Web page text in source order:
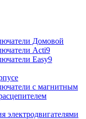
Домовой
Acti9
Easy9
с магнитным
электродвигателями